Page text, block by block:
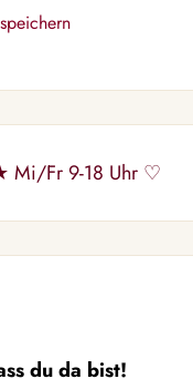
Mi/Fr 9-18 Uhr ♡
du da bist!